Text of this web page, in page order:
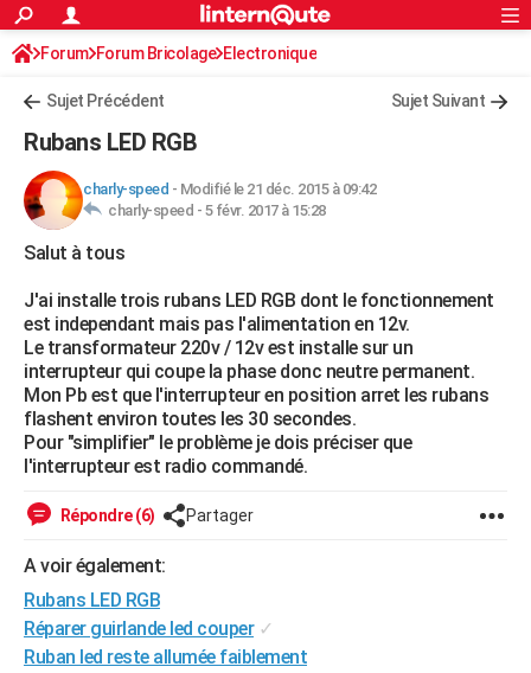
ACTUALITÉS
Politique
Société
Faits Divers
Education
Monde
Villes
+
FINANCE
Retraite
Impôts
Epargne
Immobilier
Risques naturels par ville
Banque
Assurance
Crédit
AUTO
Essais
Réserver un essai
Citadines
Berlines
SUV
Forum auto
+
Mobiles
Meilleur smartphone
Internet
Ordinateurs
Jeux vidéo
Guide high-tech
+BRICOLAGE
Forum
Aménagement intérieur
Extérieur
Cuisine
Salle de bains
Jardinage
Rangement
WEEK-END
Guides de France
Escapades
Patrimoine
Expositions
Musées
Week-end nature
+LIFESTYLE
Art de vivre
Bien-être
Loisirs
ModeModes de vie
SANTE
Alimentation
Guide de la santé
Maladies
Médicaments
Sommeil
VOYAGE
Destinations
City break
Voyage nature
Voyage de noces
Forum
Climat
PHOTO
GUIDES D'ACHAT
BONS PLANS
S'inscrire
Connexion
Forum Forum Bricolage Electronique
Sujet Précédent Sujet Suivant
Rubans LED RGB
charly-speed - Modifié le 21 déc. 2015 à 09:42
charly-speed - 5 févr. 2017 à 15:28
Salut à tous
J'ai installe trois rubans LED RGB dont le fonctionnement
est independant mais pas l'alimentation en 12v.
Le transformateur 220v / 12v est installe sur un
interrupteur qui coupe la phase donc neutre permanent.
Mon Pb est que l'interrupteur en position arret les rubans
flashent environ toutes les 30 secondes.
Pour "simplifier" le problème je dois préciser que
l'interrupteur est radio commandé.
Répondre (6) Partager
A voir également:
Rubans LED RGB
Réparer guirlande led couper ✓
Ruban led reste allumée faiblement